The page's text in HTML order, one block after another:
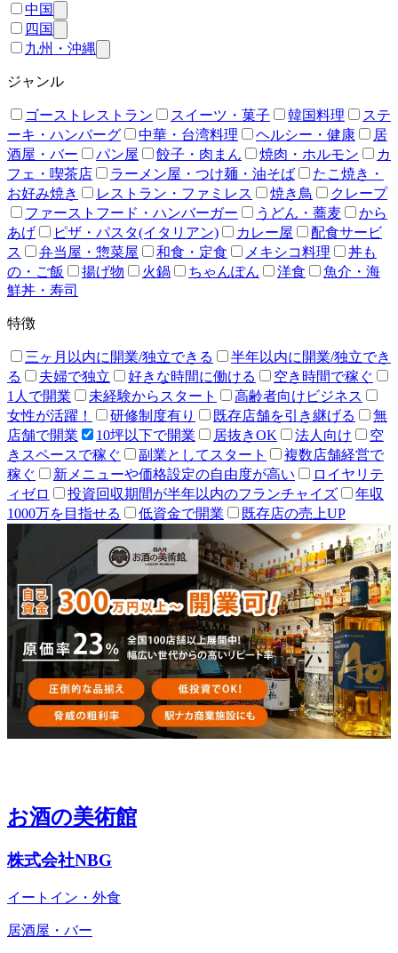
中国
四国
九州・沖縄
ジャンル
ゴーストレストラン スイーツ・菓子 韓国料理
ステ
ーキ・ハンバーグ
中華・台湾料理 ヘルシー・健康
居
酒屋・バー
パン屋 餃子・肉まん 焼肉・ホルモン
カ
フェ・喫茶店
ラーメン屋・つけ麺・油そば
たこ焼き・
お好み焼き
レストラン・ファミレス 焼き鳥
クレープ
ファーストフード・ハンバーガー
うどん・蕎麦
から
あげ
ピザ・パスタ(イタリアン) カレー屋
配食サービ
ス
弁当屋・惣菜屋 和食・定食 メキシコ料理
丼も
の・ご飯
揚げ物 火鍋 ちゃんぽん 洋食
魚介・海
鮮丼・寿司
特徴
三ヶ月以内に開業/独立できる
半年以内に開業/独立でき
る
夫婦で独立 好きな時間に働ける
空き時間で稼ぐ
1人で開業
未経験からスタート
高齢者向けビジネス
女性が活躍！
研修制度有り 既存店舗を引き継げる
無
店舗で開業
10坪以下で開業 居抜きOK 法人向け
空
きスペースで稼ぐ
副業としてスタート
複数店舗経営で
稼ぐ
新メニューや価格設定の自由度が高い
ロイヤリテ
ィゼロ
投資回収期間が半年以内のフランチャイズ
年収
1000万を目指せる
低資金で開業 既存店の売上UP
お酒の美術館
株式会社NBG
イートイン・外食
居酒屋・バー